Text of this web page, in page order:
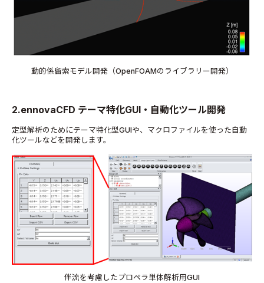
動的係留索モデル開発（OpenFOAMのライブラリー開発）
2.ennovaCFD テーマ特化GUI・自動化ツール開発
定型解析のためにテーマ特化型GUIや、マクロファイルを使った自動
化ツールなどを開発します。
伴流を考慮したプロペラ単体解析用GUI